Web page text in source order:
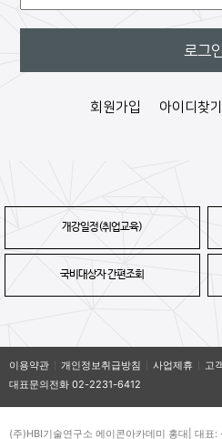
회원가입 아이디찾기
개강일정(취업교육)
국비대상자 간편조회
이용약관 개인정보취급방침 사업제휴 고
대표문의전화 02-2231-6412
(주)HBI기술연구소 에이콘아카데미 홍대| 대